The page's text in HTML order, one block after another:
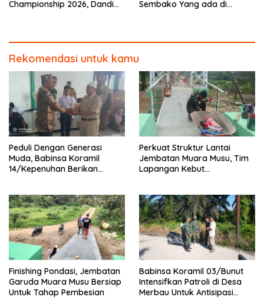
Championship 2026, Dandim
Sembako Yang ada di
Rekomendasi untuk kamu
Peduli Dengan Generasi
Muda, Babinsa Koramil
14/Kepenuhan Berikan
Perkuat Struktur Lantai
Jembatan Muara Musu, Tim
Lapangan Kebut
Finishing Pondasi, Jembatan
Garuda Muara Musu Bersiap
Untuk Tahap Pembesian
Babinsa Koramil 03/Bunut
Intensifkan Patroli di Desa
Merbau Untuk Antisipasi